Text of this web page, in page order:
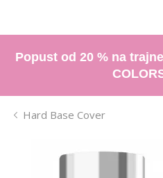
Popust od 20 % na
Hard Base Cover